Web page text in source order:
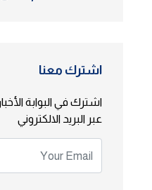
اشترك معنا
اشترك في البوابة
عبر البريد الالكتروني